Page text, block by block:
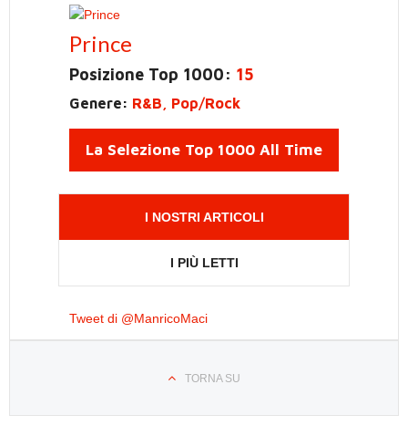
Prince
Posizione Top 1000: 15
Genere: R&B, Pop/Rock
La Selezione Top 1000 All Time
I NOSTRI ARTICOLI
I PIÙ LETTI
Tweet di @ManricoMaci
TORNA SU